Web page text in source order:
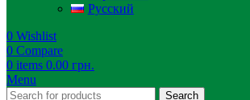
Русский
0 Wishlist
0 Compare
0 items 0.00 грн.
Menu
Search